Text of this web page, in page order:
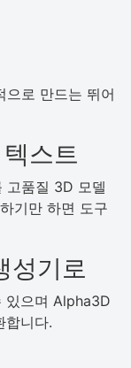
로 만드는 뛰어
스트
고품질 3D 모델
기만 하면 도구
성기로
있으며 Alpha3D
합니다.